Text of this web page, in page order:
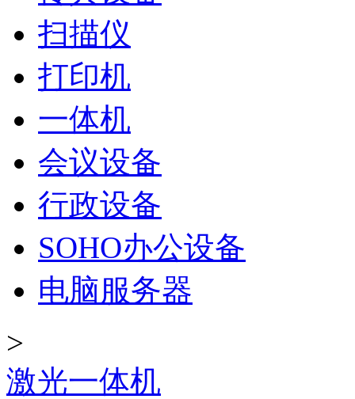
扫描仪
打印机
一体机
会议设备
行政设备
SOHO办公设备
电脑服务器
>
激光一体机